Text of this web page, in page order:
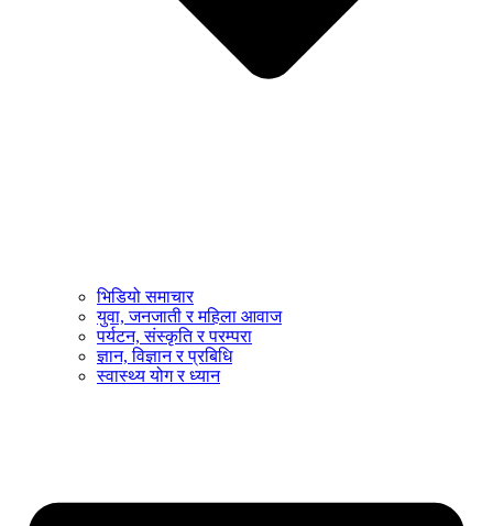
भिडियो समाचार
युवा, जनजाती र महिला आवाज
पर्यटन, संस्कृति र परम्परा
ज्ञान, विज्ञान र प्रबिधि
स्वास्थ्य योग र ध्यान